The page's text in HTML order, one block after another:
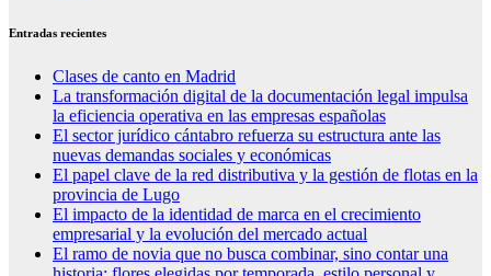
Entradas recientes
Clases de canto en Madrid
La transformación digital de la documentación legal impulsa
la eficiencia operativa en las empresas españolas
El sector jurídico cántabro refuerza su estructura ante las
nuevas demandas sociales y económicas
El papel clave de la red distributiva y la gestión de flotas en la
provincia de Lugo
El impacto de la identidad de marca en el crecimiento
empresarial y la evolución del mercado actual
El ramo de novia que no busca combinar, sino contar una